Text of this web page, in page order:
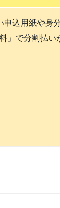
込用紙や身
で分割払